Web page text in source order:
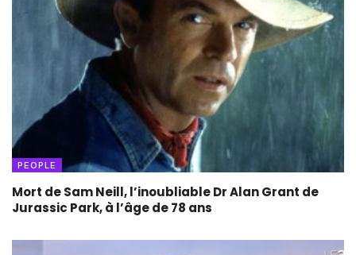
PEOPLE
Mort de Sam Neill, l’inoubliable Dr Alan Grant de
Jurassic Park, à l’âge de 78 ans